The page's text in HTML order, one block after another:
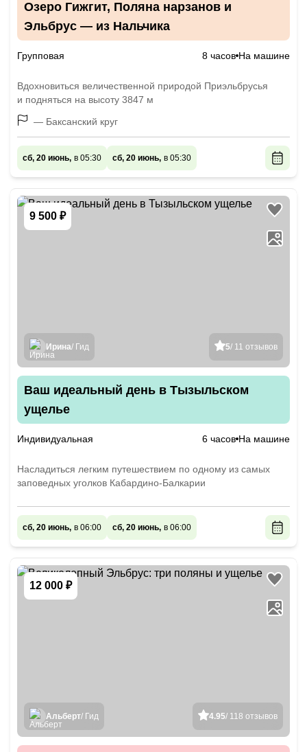
Озеро Гижгит, Поляна нарзанов и
Эльбрус — из Нальчика
Групповая 8 часов На машине
Вдохновиться величественной природой Приэльбрусья
и подняться на высоту 3847 м
— Баксанский круг
сб, 20 июнь, в 05:30 сб, 20 июнь, в 05:30
9 500 ₽
5/ 11 отзывов
Ирина/ Гид
Ваш идеальный день в Тызыльском
ущелье
Индивидуальная 6 часов На машине
Насладиться легким путешествием по одному из самых
заповедных уголков Кабардино-Балкарии
сб, 20 июнь, в 06:00 сб, 20 июнь, в 06:00
12 000 ₽
4.95/ 118 отзывов
Альберт/ Гид